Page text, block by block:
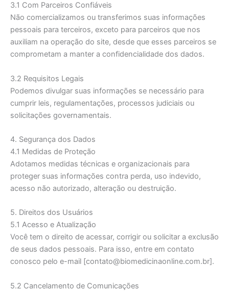
3.1 Com Parceiros Confiáveis
Não comercializamos ou transferimos suas informações
pessoais para terceiros, exceto para parceiros que nos
auxiliam na operação do site, desde que esses parceiros se
comprometam a manter a confidencialidade dos dados.
3.2 Requisitos Legais
Podemos divulgar suas informações se necessário para
cumprir leis, regulamentações, processos judiciais ou
solicitações governamentais.
4. Segurança dos Dados
4.1 Medidas de Proteção
Adotamos medidas técnicas e organizacionais para
proteger suas informações contra perda, uso indevido,
acesso não autorizado, alteração ou destruição.
5. Direitos dos Usuários
5.1 Acesso e Atualização
Você tem o direito de acessar, corrigir ou solicitar a exclusão
de seus dados pessoais. Para isso, entre em contato
conosco pelo e-mail [contato@biomedicinaonline.com.br].
5.2 Cancelamento de Comunicações